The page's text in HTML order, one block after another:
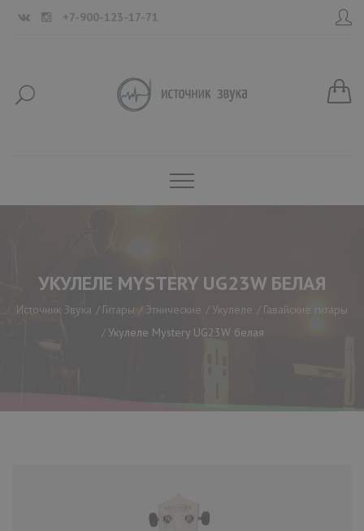
+7-900-123-17-71
УКУЛЕЛЕ MYSTERY UG23W БЕЛАЯ
Источник Звука Гитары Этнические Укулеле
Гавайские гитары
Укулеле Mystery UG23W белая